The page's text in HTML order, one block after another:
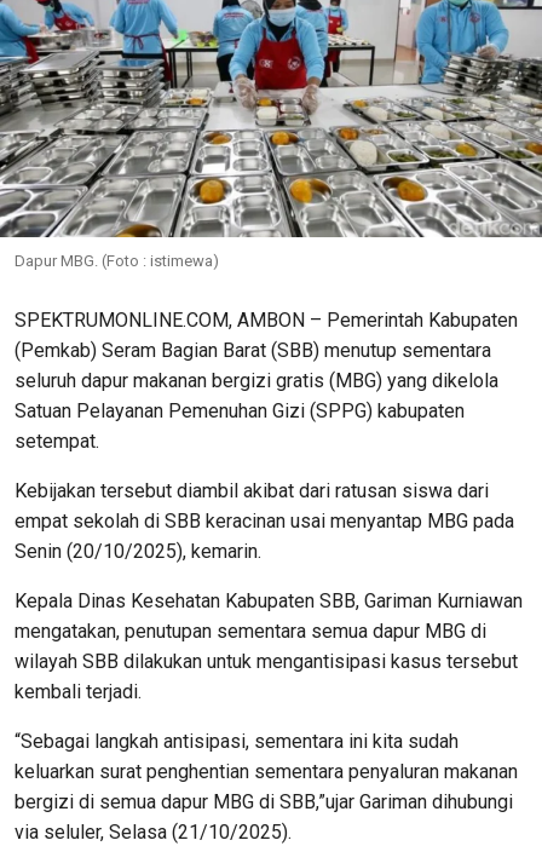
Dapur MBG. (Foto : istimewa)
SPEKTRUMONLINE.COM, AMBON – Pemerintah Kabupaten
(Pemkab) Seram Bagian Barat (SBB) menutup sementara
seluruh dapur makanan bergizi gratis (MBG) yang dikelola
Satuan Pelayanan Pemenuhan Gizi (SPPG) kabupaten
setempat.
Kebijakan tersebut diambil akibat dari ratusan siswa dari
empat sekolah di SBB keracinan usai menyantap MBG pada
Senin (20/10/2025), kemarin.
Kepala Dinas Kesehatan Kabupaten SBB, Gariman Kurniawan
mengatakan, penutupan sementara semua dapur MBG di
wilayah SBB dilakukan untuk mengantisipasi kasus tersebut
kembali terjadi.
“Sebagai langkah antisipasi, sementara ini kita sudah
keluarkan surat penghentian sementara penyaluran makanan
bergizi di semua dapur MBG di SBB,”ujar Gariman dihubungi
via seluler, Selasa (21/10/2025).